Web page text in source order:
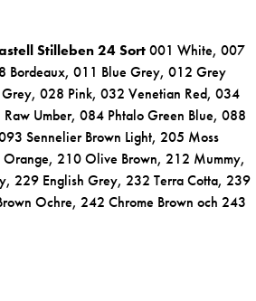
Stilleben 24 Sort001 White, 007
Bordeaux, 011 Blue Grey, 012 Grey
028 Pink, 032 Venetian Red, 034
Umber, 084 Phtalo Green Blue, 088
Sennelier Brown Light, 205 Moss
210 Olive Brown, 212 Mummy,
229 English Grey, 232 Terra Cotta, 239
Ochre, 242 Chrome Brown och 243